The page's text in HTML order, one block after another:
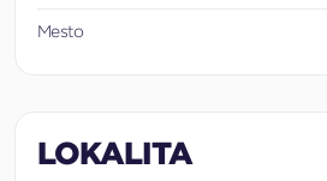
Mesto
LOKALITA